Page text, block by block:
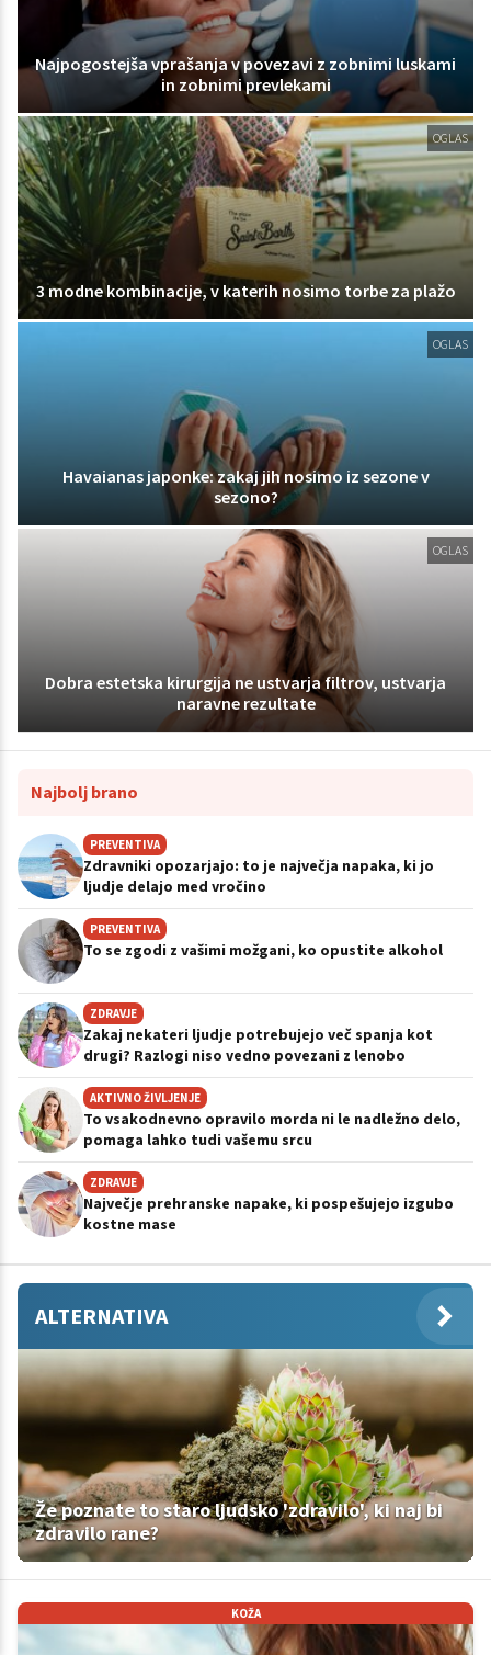
Najpogostejša vprašanja v povezavi z zobnimi luskami
in zobnimi prevlekami
OGLAS
3 modne kombinacije, v katerih nosimo torbe za plažo
OGLAS
Havaianas japonke: zakaj jih nosimo iz sezone v
sezono?
OGLAS
Dobra estetska kirurgija ne ustvarja filtrov, ustvarja
naravne rezultate
Najbolj brano
PREVENTIVA
Zdravniki opozarjajo: to je največja napaka, ki jo
ljudje delajo med vročino
PREVENTIVA
To se zgodi z vašimi možgani, ko opustite alkohol
ZDRAVJE
Zakaj nekateri ljudje potrebujejo več spanja kot
drugi? Razlogi niso vedno povezani z lenobo
AKTIVNO ŽIVLJENJE
To vsakodnevno opravilo morda ni le nadležno delo,
pomaga lahko tudi vašemu srcu
ZDRAVJE
Največje prehranske napake, ki pospešujejo izgubo
kostne mase
ALTERNATIVA
Že poznate to staro ljudsko 'zdravilo', ki naj bi
zdravilo rane?
KOŽA